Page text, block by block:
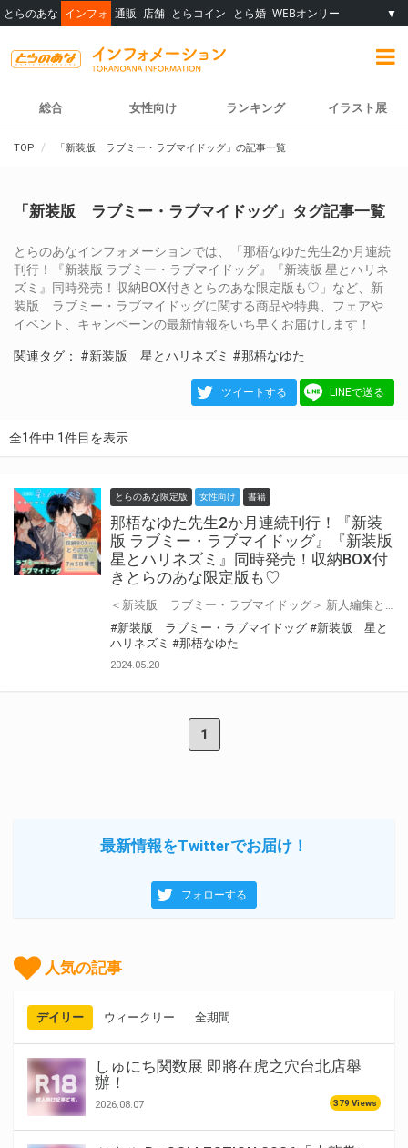
とらのあな インフォ 通販 店舗 とらコイン とら婚 WEBオンリー ▼
総合 女性向け ランキング イラスト展
TOP 「新装版 ラブミー・ラブマイドッグ」の記事一覧
「新装版 ラブミー・ラブマイドッグ」タグ記事一覧
とらのあなインフォメーションでは、「那梧なゆた先生2か月連続
刊行！『新装版 ラブミー・ラブマイドッグ』『新装版 星とハリネ
ズミ』同時発売！収納BOX付きとらのあな限定版も♡」など、新
装版 ラブミー・ラブマイドッグに関する商品や特典、フェアや
イベント、キャンペーンの最新情報をいち早くお届けします！
関連タグ： #新装版 星とハリネズミ #那梧なゆた
ツイートする LINEで送る
全1件中 1件目を表示
とらのあな限定版 女性向け 書籍
那梧なゆた先生2か月連続刊行！『新装
版 ラブミー・ラブマイドッグ』『新装版
星とハリネズミ』同時発売！収納BOX付
きとらのあな限定版も♡
#新装版 ラブミー・ラブマイドッグ #新装版 星と
ハリネズミ #那梧なゆた
2024.05.20
1
最新情報をTwitterでお届け！
フォローする
人気の記事
デイリー ウィークリー 全期間
しゅにち関数展 即將在虎之穴台北店舉
辦！
2026.08.07 379 Views